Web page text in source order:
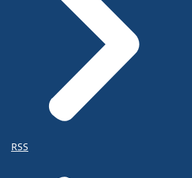
RSS